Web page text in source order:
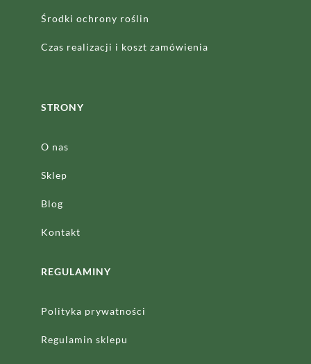
Środki ochrony roślin
Czas realizacji i koszt zamówienia
STRONY
O nas
Sklep
Blog
Kontakt
REGULAMINY
Polityka prywatności
Regulamin sklepu